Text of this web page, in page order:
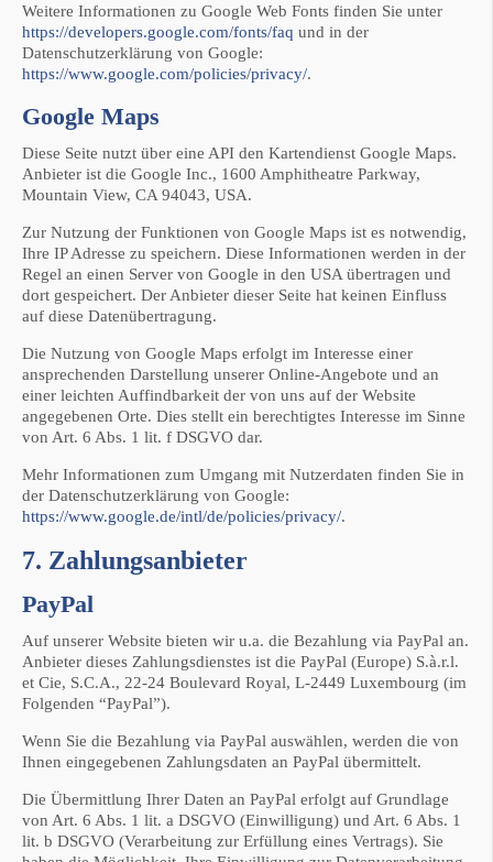
Weitere Informationen zu Google Web Fonts finden Sie unter
https://developers.google.com/fonts/faq und in der
Datenschutzerklärung von Google:
https://www.google.com/policies/privacy/.
Google Maps
Diese Seite nutzt über eine API den Kartendienst Google Maps.
Anbieter ist die Google Inc., 1600 Amphitheatre Parkway,
Mountain View, CA 94043, USA.
Zur Nutzung der Funktionen von Google Maps ist es notwendig,
Ihre IP Adresse zu speichern. Diese Informationen werden in der
Regel an einen Server von Google in den USA übertragen und
dort gespeichert. Der Anbieter dieser Seite hat keinen Einfluss
auf diese Datenübertragung.
Die Nutzung von Google Maps erfolgt im Interesse einer
ansprechenden Darstellung unserer Online-Angebote und an
einer leichten Auffindbarkeit der von uns auf der Website
angegebenen Orte. Dies stellt ein berechtigtes Interesse im Sinne
von Art. 6 Abs. 1 lit. f DSGVO dar.
Mehr Informationen zum Umgang mit Nutzerdaten finden Sie in
der Datenschutzerklärung von Google:
https://www.google.de/intl/de/policies/privacy/.
7. Zahlungsanbieter
PayPal
Auf unserer Website bieten wir u.a. die Bezahlung via PayPal an.
Anbieter dieses Zahlungsdienstes ist die PayPal (Europe) S.à.r.l.
et Cie, S.C.A., 22-24 Boulevard Royal, L-2449 Luxembourg (im
Folgenden “PayPal”).
Wenn Sie die Bezahlung via PayPal auswählen, werden die von
Ihnen eingegebenen Zahlungsdaten an PayPal übermittelt.
Die Übermittlung Ihrer Daten an PayPal erfolgt auf Grundlage
von Art. 6 Abs. 1 lit. a DSGVO (Einwilligung) und Art. 6 Abs. 1
lit. b DSGVO (Verarbeitung zur Erfüllung eines Vertrags). Sie